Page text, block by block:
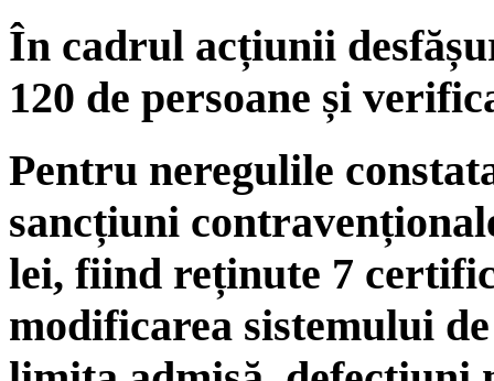
În cadrul acțiunii
120 de persoane și
Pentru neregulile
sancțiuni
lei, fiind reținute 7
modificarea sistemului